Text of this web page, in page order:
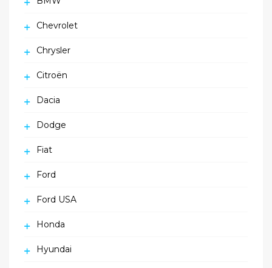
Chevrolet
Chrysler
Citroën
Dacia
Dodge
Fiat
Ford
Ford USA
Honda
Hyundai